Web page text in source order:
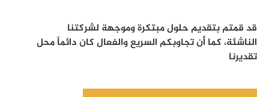
قد قمتم بتقديم حلول مبتكرة وموجهة لشركتنا
الناشئة، كما أن تجاوبكم السريع والفعال كان دائماً محل
تقديرنا